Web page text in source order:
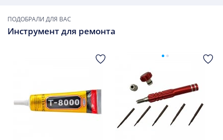
В дальнейшем использовать такой элемент не следует.
ПОДОБРАЛИ ДЛЯ ВАС
Инструмент для ремонта